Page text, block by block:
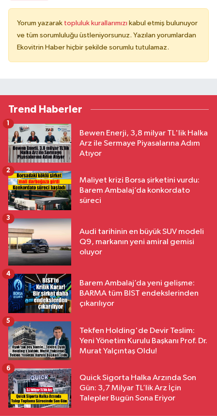
Yorum yazarak topluluk kurallarımızı kabul etmiş bulunuyor
ve tüm sorumluluğu üstleniyorsunuz. Yazılan yorumlardan
Ekovitrin Haber hiçbir şekilde sorumlu tutulamaz.
Trend Haberler
Bewen Enerji, 3,8 milyar TL'lik Halka
Arz ile Sermaye Piyasalarına Adım
Atıyor
1
Maliyet krizi Borsa şirketini vurdu:
Barem Ambalaj’da konkordato
süreci
2
Audi tarihinin en büyük SUV modeli
Q9, markanın yeni amiral gemisi
oluyor
3
Barem Ambalaj’da yeni gelişme:
BARMA tüm BIST endekslerinden
çıkarılıyor
4
Tekfen Holding'de Devir Teslim:
Yeni Yönetim Kurulu Başkanı Prof. Dr.
Murat Yalçıntaş Oldu!
5
Quick Sigorta Halka Arzında Son
Gün: 3,7 Milyar TL’lik Arz İçin
Talepler Bugün Sona Eriyor
6